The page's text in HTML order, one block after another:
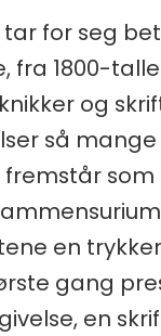
tar for seg
fra 1800-
og
så
som
en
gang
en